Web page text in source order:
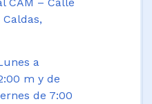
Caldas,
a
m y de
de 7:00